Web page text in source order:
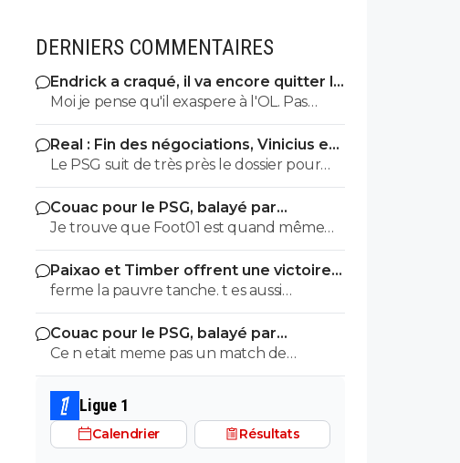
DERNIERS COMMENTAIRES
Endrick a craqué, il va encore quitter le
Real
Moi je pense qu'il exaspere à l'OL. Pas
persuadé qu'on souhaite le voir revenir.
Apres tres sincèrement nos problèmes
actuels ne se posent pas trop a son poste.
On a bien d'autres choses a améliorer
avant....
Real : Fin des négociations, Vinicius en
route pour Arsenal
Le PSG suit de très près le dossier pour
Vinicius.
Couac pour le PSG, balayé par
Majorque en amical
Je trouve que Foot01 est quand même
discret... alors que si l'OL ou l'OM prend 3 à
0... tu as toutes les fouines (elles se
reconnaitront) qui rigolent durant une
semaine... et ce même si c'est un match
amical.
Paixao et Timber offrent une victoire
convaincante à l'OM
ferme la pauvre tanche. t es aussi
marseillais que Atton..... mythos
Couac pour le PSG, balayé par
Majorque en amical
Ce n etait meme pas un match de
preparation, juste un match programmé
automatiquement lors de l achat de Lee...
Ligue 1
Calendrier Résultats